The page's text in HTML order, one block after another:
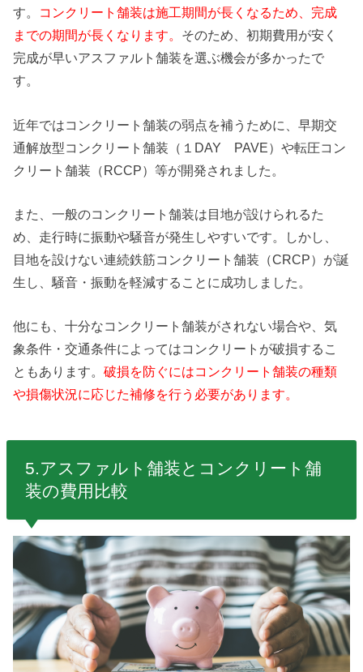
す。 コンクリート舗装は施工期間が長くなるため、完成
までの期間が長くなります。 そのため、初期費用が安く
完成が早いアスファルト舗装を選ぶ機会が多かったで
す。
近年ではコンクリート舗装の弱点を補うために、早期交
通解放型コンクリート舗装（１DAY PAVE）や転圧コン
クリート舗装（RCCP）等が開発されました。
また、一般のコンクリート舗装は目地が設けられるた
め、走行時に振動や騒音が発生しやすいです。しかし、
目地を設けない連続鉄筋コンクリート舗装（CRCP）が誕
生し、騒音・振動を軽減することに成功しました。
他にも、十分なコンクリート舗装がされない場合や、気
象条件・交通条件によってはコンクリートが破損するこ
ともあります。破損を防ぐにはコンクリート舗装の種類
や損傷状況に応じた補修を行う必要があります。
5.アスファルト舗装とコンクリート舗
装の費用比較